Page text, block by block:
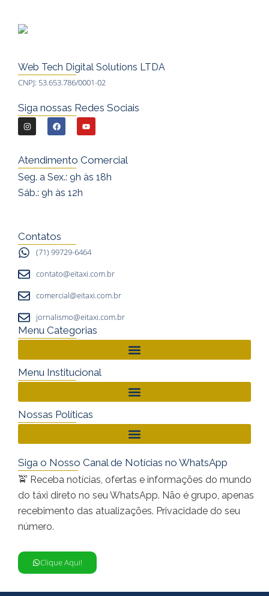
Web Tech Digital Solutions LTDA
CNPJ: 53.653.786/0001-02
Siga nossas Redes Sociais
I
n
s
t
a
g
m
F
a
e
b
o
Y
o
u
u
Atendimento Comercial
Seg. a Sex.: 9h às 18h
Sáb.: 9h às 12h
Contatos
(71) 99729-6464
contato@eitaxi.com.br
comercial@eitaxi.com.br
jornalismo@eitaxi.com.br
Menu Categorias
Menu Institucional
Nossas Políticas
Siga o Nosso Canal de Notícias no WhatsApp
🚖 Receba notícias, ofertas e informações do mundo
do táxi direto no seu WhatsApp. Não é grupo, apenas
recebimento das atualizações. Privacidade do seu
número.
Clique Aqui!